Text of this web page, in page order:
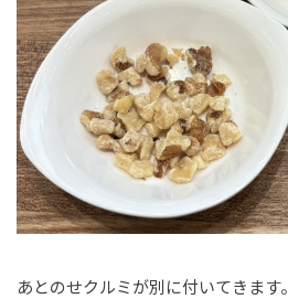
あとのせクルミが別に付いてきます。